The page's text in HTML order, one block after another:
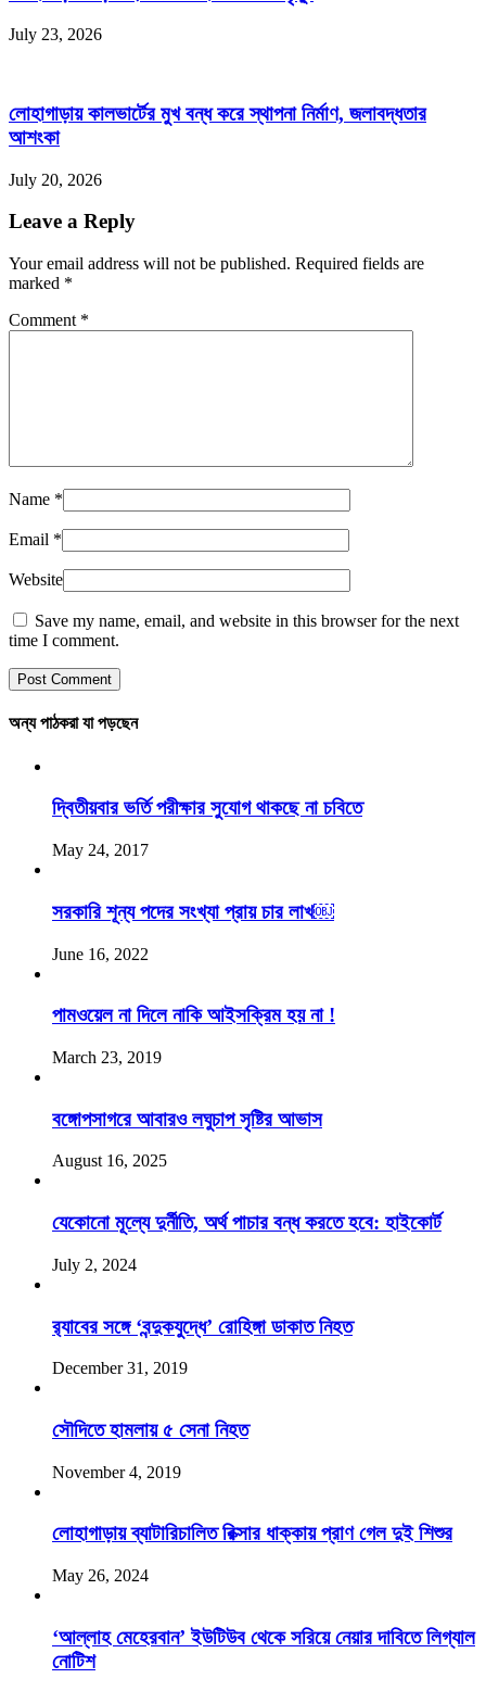
July 23, 2026
লোহাগাড়ায় কালভার্টের মুখ বন্ধ করে স্থাপনা নির্মাণ, জলাবদ্ধতার
আশংকা
July 20, 2026
Leave a Reply
Your email address will not be published. Required fields are
marked *
Comment *
Name *
Email *
Website
Save my name, email, and website in this browser for the next
time I comment.
অন্য পাঠকরা যা পড়ছেন
দ্বিতীয়বার ভর্তি পরীক্ষার সুযোগ থাকছে না চবিতে
May 24, 2017
সরকারি শূন্য পদের সংখ্যা প্রায় চার লাখ￼
June 16, 2022
পামওয়েল না দিলে নাকি আইসক্রিম হয় না !
March 23, 2019
বঙ্গোপসাগরে আবারও লঘুচাপ সৃষ্টির আভাস
August 16, 2025
যেকোনো মূল্যে দুর্নীতি, অর্থ পাচার বন্ধ করতে হবে: হাইকোর্ট
July 2, 2024
র‌্যাবের সঙ্গে ‘বন্দুকযুদ্ধে’ রোহিঙ্গা ডাকাত নিহত
December 31, 2019
সৌদিতে হামলায় ৫ সেনা নিহত
November 4, 2019
লোহাগাড়ায় ব্যাটারিচালিত রিক্সার ধাক্কায় প্রাণ গেল দুই শিশুর
May 26, 2024
‘আল্লাহ মেহেরবান’ ইউটিউব থেকে সরিয়ে নেয়ার দাবিতে লিগ্যাল
নোটিশ